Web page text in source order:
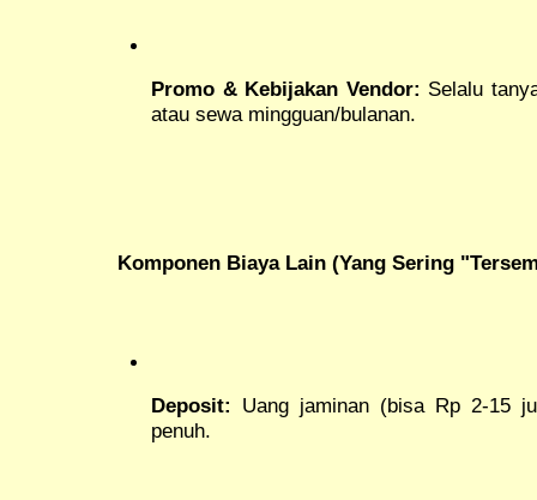
Promo & Kebijakan Vendor: Selalu
atau sewa mingguan/bulanan.
Komponen Biaya Lain (Yang Sering
Deposit: Uang jaminan (bisa Rp 2-15
penuh.